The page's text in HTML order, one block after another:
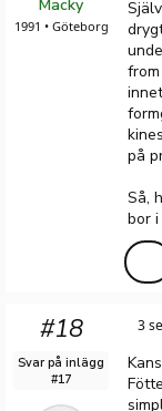
Macky
1991 • Göteborg
på
Så,
bor
#18
Svar på inlägg
#17
3